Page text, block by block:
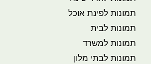
תמונות לפינת אוכל
תמונות לבית
תמונות למשרד
תמונות לבתי מלון